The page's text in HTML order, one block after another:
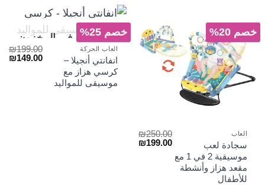
خصم 20%
العاب
سجادة لعب
موسيقية 2 في 1 مع
مقعد هزاز وأنشطة
للأطفال
₪250.00
السعر ₪199.00
خصم 25%
غير متوفر في المخزون
العاب الحركة
انفانتي أنجيلا –
كرسي هزاز مع
موسيقى للمواليد
₪199.00
السعر ₪149.00